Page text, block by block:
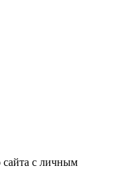
сайта с личным